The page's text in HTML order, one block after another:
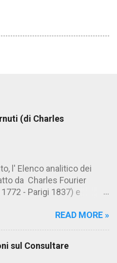
(di Charles
l' Elenco analitico dei
da Charles Fourier
- Parigi 1837) e
trovi anche una raccolta di
colui che ritiene
READ MORE »
sul Consultare